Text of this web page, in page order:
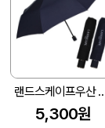
랜드스케이프우산 3단수
5,300원